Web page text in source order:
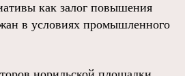
как залог повышения
в условиях промышленного